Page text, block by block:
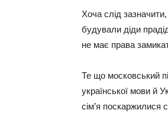
Хоча слід
будували діди
не має права
Те що московський
української мови й
сім’я поскаржилися